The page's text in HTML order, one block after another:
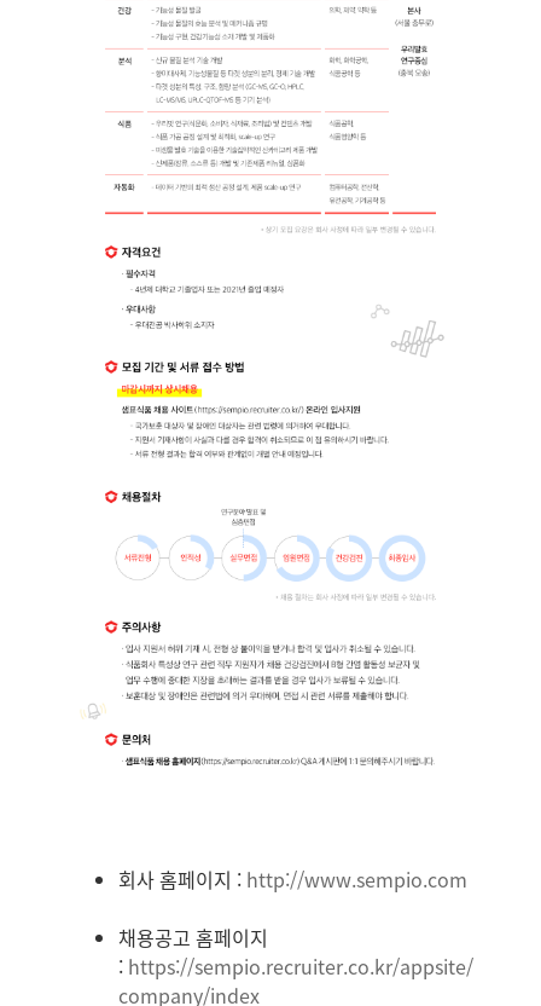
회사 홈페이지 : http://www.sempio.com
채용공고 홈페이지
: https://sempio.recruiter.co.kr/appsite/
company/index